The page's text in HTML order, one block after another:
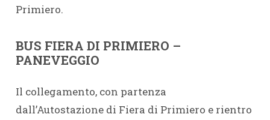
Primiero.
BUS FIERA DI PRIMIERO –
PANEVEGGIO
Il collegamento, con partenza
dall’Autostazione di Fiera di Primiero e rientro